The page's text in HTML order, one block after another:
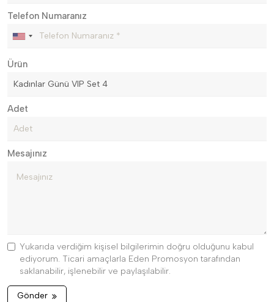
Telefon Numaranız
Ürün
Adet
Mesajınız
Yukarıda verdiğim kişisel bilgilerimin doğru olduğunu kabul
ediyorum. Ticari amaçlarla Eden Promosyon tarafından
saklanabilir, işlenebilir ve paylaşılabilir.
Gönder